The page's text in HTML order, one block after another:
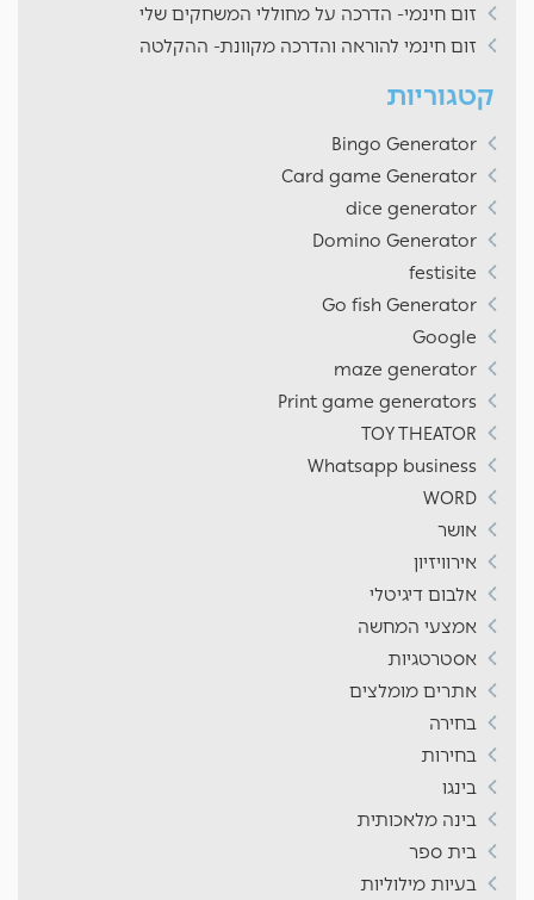
זום חינמי- הדרכה על מחוללי המשחקים שלי
זום חינמי להוראה והדרכה מקוונת- ההקלטה
קטגוריות
Bingo Generator
Card game Generator
dice generator
Domino Generator
festisite
Go fish Generator
Google
maze generator
Print game generators
TOY THEATOR
Whatsapp business
WORD
אושר
אירוויזיון
אלבום דיגיטלי
אמצעי המחשה
אסטרטגיות
אתרים מומלצים
בחירה
בחירות
בינגו
בינה מלאכותית
בית ספר
בעיות מילוליות